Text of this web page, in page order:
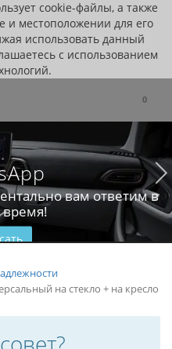
cookie-файлы, а также
и местоположении для его
использовать данный
с использованием
0
вам ответим в
время!
на стекло + на кресло